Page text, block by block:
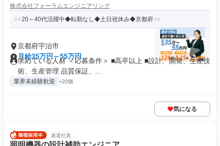
株式会社フォーラムエンジニアリング
20～40代活躍中◆転勤なし◆土日祝休み◆京都府
京都府宇治市
月給35万円～55万円
求めている人材 ＜応募条件＞ ■高卒以上 ■設計、開発、生産技
術、生産管理 品質保証、...
業界未経験歓迎 +20個
気になる
派遣社員